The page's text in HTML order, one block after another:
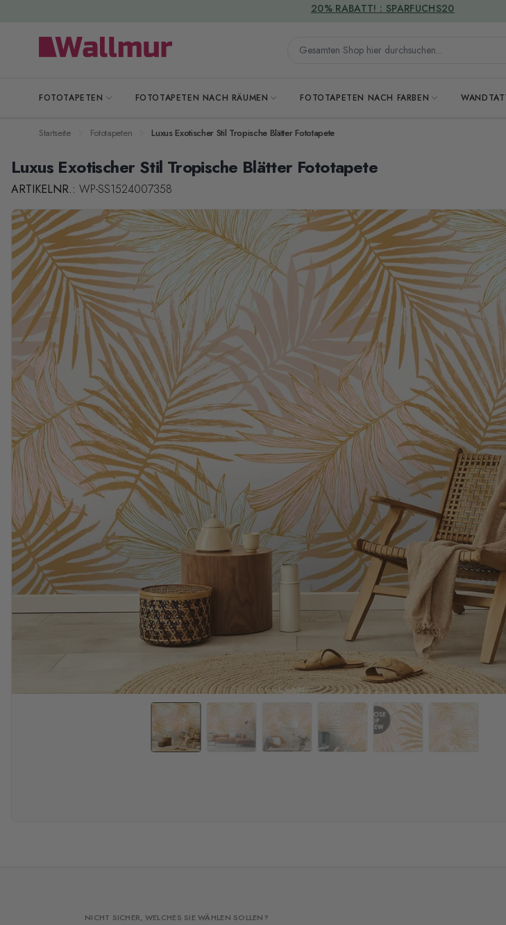
Gesamten Shop hier durchsuchen...
FOTOTAPETEN FOTOTAPETEN NACH RÄUMEN FOTOTAPETEN NACH FARBEN
VERSANDKOSTENFREI
Startseite Fototapeten Luxus Exotischer Stil Tropische Blätter Fototapete
Luxus Exotischer Stil Tropische Blätter Fototapete
ARTIKELNR.: WP-SS1524007358
NICHT SICHER, WELCHES SIE WÄHLEN SOLLEN?